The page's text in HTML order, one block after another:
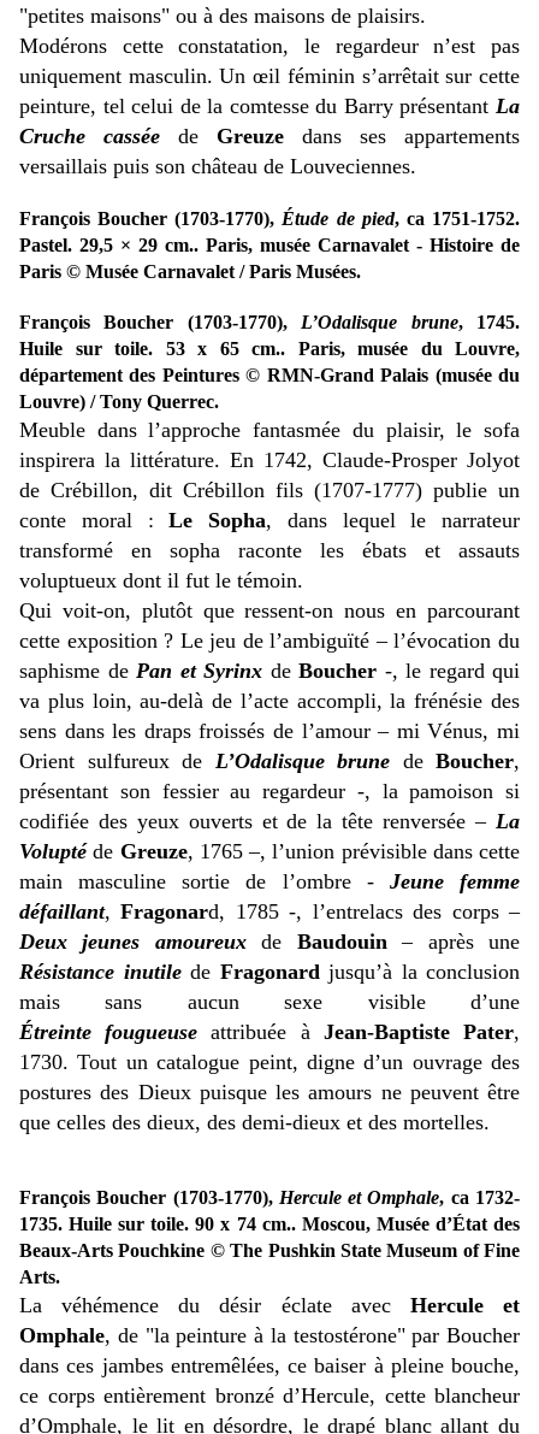
"petites maisons" ou à des maisons de plaisirs.
Modérons cette constatation, le regardeur n’est pas
uniquement masculin. Un œil féminin s’arrêtait sur cette
peinture, tel celui de la comtesse du Barry présentant La
Cruche cassée de Greuze dans ses appartements
versaillais puis son château de Louveciennes.
François Boucher (1703-1770), Étude de pied, ca 1751-1752.
Pastel. 29,5 × 29 cm.. Paris, musée Carnavalet - Histoire de
Paris © Musée Carnavalet / Paris Musées.
François Boucher (1703-1770), L’Odalisque brune, 1745.
Huile sur toile. 53 x 65 cm.. Paris, musée du Louvre,
département des Peintures © RMN-Grand Palais (musée du
Louvre) / Tony Querrec.
Meuble dans l’approche fantasmée du plaisir, le sofa
inspirera la littérature. En 1742, Claude-Prosper Jolyot
de Crébillon, dit Crébillon fils (1707-1777) publie un
conte moral :Le Sopha, dans lequel le narrateur
transformé en sopha raconte les ébats et assauts
voluptueux dont il fut le témoin.
Qui voit-on, plutôt que ressent-on nous en parcourant
cette exposition ? Le jeu de l’ambiguïté – l’évocation du
saphisme de Pan et Syrinx de Boucher -, le regard qui
va plus loin, au-delà de l’acte accompli, la frénésie des
sens dans les draps froissés de l’amour – mi Vénus, mi
Orient sulfureux de L’Odalisque brune de Boucher,
présentant son fessier au regardeur -, la pamoison si
codifiée des yeux ouverts et de la tête renversée – La
Voluptéde Greuze, 1765 –, l’union prévisible dans cette
main masculine sortie de l’ombre - Jeune femme
défaillant,Fragonard, 1785 -, l’entrelacs des corps –
Deux jeunes amoureuxde Baudouin– après une
Résistance inutilede Fragonardjusqu’à la conclusion
mais sans aucun sexe visible d’une
Étreinte fougueuse attribuée à Jean-Baptiste Pater,
1730. Tout un catalogue peint, digne d’un ouvrage des
postures des Dieux puisque les amours ne peuvent être
que celles des dieux, des demi-dieux et des mortelles.
François Boucher (1703-1770), Hercule et Omphale, ca 1732-
1735. Huile sur toile. 90 x 74 cm.. Moscou, Musée d’État des
Beaux-Arts Pouchkine © The Pushkin State Museum of Fine
Arts.
La véhémence du désir éclate avec Hercule et
Omphale, de "la peinture à la testostérone" par Boucher
dans ces jambes entremêlées, ce baiser à pleine bouche,
ce corps entièrement bronzé d’Hercule, cette blancheur
d’Omphale, le lit en désordre, le drapé blanc allant du